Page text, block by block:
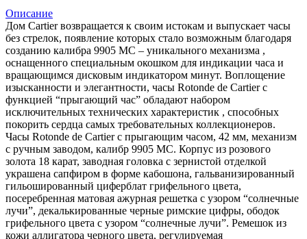
Описание
Дом Cartier возвращается к своим истокам и выпускает часы
без стрелок, появление которых стало возможным благодаря
созданию калибра 9905 MC – уникального механизма ,
оснащенного специальным окошком для индикации часа и
вращающимся дисковым индикатором минут. Воплощение
изысканности и элегантности, часы Rotonde de Cartier с
функцией “прыгающий час” обладают набором
исключительных технических характеристик , способных
покорить сердца самых требовательных коллекционеров.
Часы Rotonde de Cartier с прыгающим часом, 42 мм, механизм
с ручным заводом, калибр 9905 MC. Корпус из розового
золота 18 карат, заводная головка с зернистой отделкой
украшена сапфиром в форме кабошона, гальванизированный
гильошированный циферблат грифельного цвета,
посеребренная матовая ажурная решетка с узором “солнечные
лучи”, декалькированные черные римские цифры, ободок
грифельного цвета с узором “солнечные лучи”. Ремешок из
кожи аллигатора черного цвета, регулируемая